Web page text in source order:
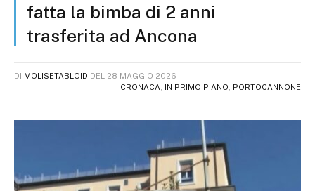
fatta la bimba di 2 anni
trasferita ad Ancona
DI MOLISETABLOID DEL 28 MAGGIO 2026
CRONACA
IN PRIMO PIANO PORTOCANNONE